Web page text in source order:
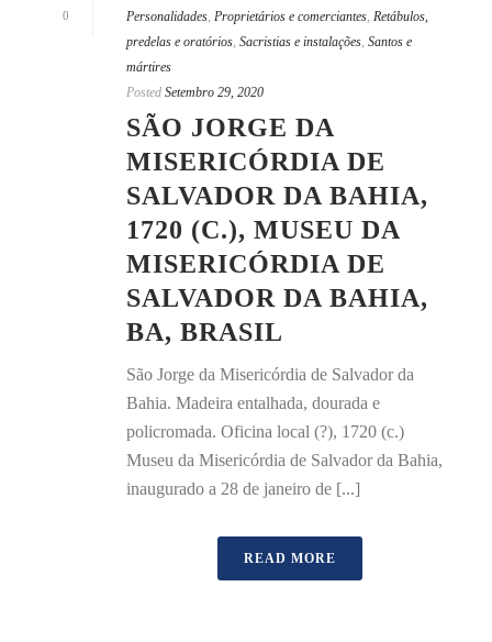
0
Personalidades, Proprietários e comerciantes, Retábulos,
predelas e oratórios, Sacristias e instalações, Santos e
mártires
Posted Setembro 29, 2020
SÃO JORGE DA
MISERICÓRDIA DE
SALVADOR DA BAHIA,
1720 (C.), MUSEU DA
MISERICÓRDIA DE
SALVADOR DA BAHIA,
BA, BRASIL
São Jorge da Misericórdia de Salvador da
Bahia. Madeira entalhada, dourada e
policromada. Oficina local (?), 1720 (c.)
Museu da Misericórdia de Salvador da Bahia,
inaugurado a 28 de janeiro de [...]
READ MORE